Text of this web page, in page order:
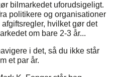
bilmarkedet uforudsigeligt.
politikere og organisationer
hvilket gør det
om bare 2-3 år...
i det, så du ikke står
et par år.